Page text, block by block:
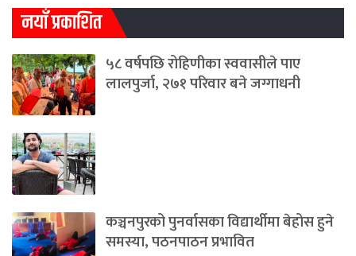
नयाँ प्रकाशित
५८ वर्षपछि रोहिणीका स्ववासीले पाए
लालपुर्जा, २७१ परिवार बने जग्गाधनी
कञ्चनपुरको पुनर्वासका विद्यार्थीमा बेहोस हुने
समस्या, पठनपाठन प्रभावित